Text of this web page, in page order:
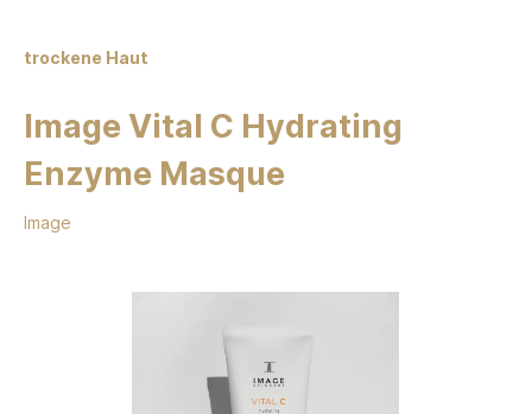
trockene Haut
Image Vital C Hydrating
Enzyme Masque
Image